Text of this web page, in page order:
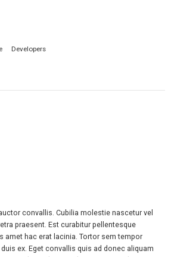
Developers
convallis. Cubilia molestie nascetur vel
praesent. Est curabitur pellentesque
amet hac erat lacinia. Tortor sem tempor
ex. Eget convallis quis ad donec aliquam